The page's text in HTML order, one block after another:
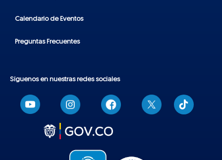
Calendario de Eventos
Preguntas Frecuentes
Síguenos en nuestras redes sociales
T
i
k